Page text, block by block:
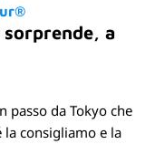
sorprende, a
passo da Tokyo che
la consigliamo e la